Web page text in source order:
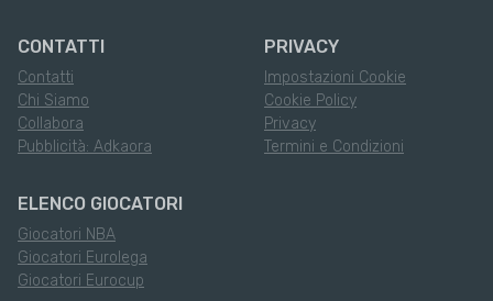
CONTATTI
Contatti
Chi Siamo
Collabora
Pubblicità: Adkaora
PRIVACY
Impostazioni Cookie
Cookie Policy
Privacy
Termini e Condizioni
ELENCO GIOCATORI
Giocatori NBA
Giocatori Eurolega
Giocatori Eurocup